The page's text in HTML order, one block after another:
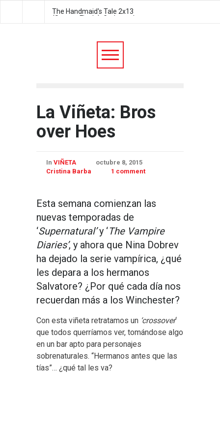
The Handmaid's Tale 2x13
(Season Finale): Godspeed
La Viñeta: Bros
over Hoes
In VIÑETA
octubre 8, 2015
Cristina Barba
1 comment
Esta semana comienzan las
nuevas temporadas de
‘Supernatural’y ‘The Vampire
Diaries’, y ahora que Nina Dobrev
ha dejado la serie vampírica, ¿qué
les depara a los hermanos
Salvatore? ¿Por qué cada día nos
recuerdan más a los Winchester?
Con esta viñeta retratamos un ‘crossover‘
que todos querríamos ver, tomándose algo
en un bar apto para personajes
sobrenaturales. “Hermanos antes que las
tías”… ¿qué tal les va?